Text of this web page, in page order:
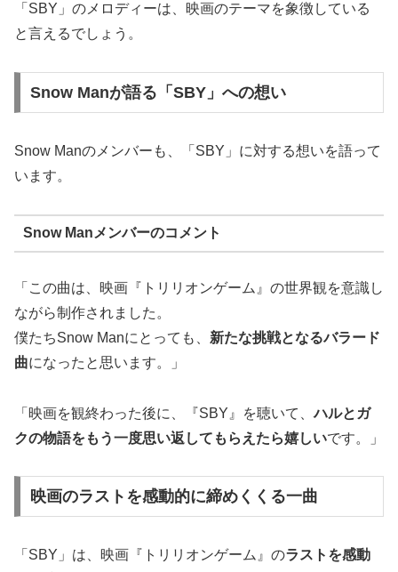
「SBY」のメロディーは、映画のテーマを象徴している
と言えるでしょう。
Snow Manが語る「SBY」への想い
Snow Manのメンバーも、「SBY」に対する想いを語って
います。
Snow Manメンバーのコメント
「この曲は、映画『トリリオンゲーム』の世界観を意識し
ながら制作されました。
僕たちSnow Manにとっても、 新たな挑戦となるバラード
曲になったと思います。」
「映画を観終わった後に、『SBY』を聴いて、ハルとガ
クの物語をもう一度思い返してもらえたら嬉しいです。」
映画のラストを感動的に締めくくる一曲
「SBY」は、映画『トリリオンゲーム』のラストを感動